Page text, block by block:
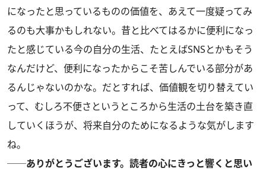
になったと思っているものの価値を、あえて一度疑ってみ
るのも大事かもしれない。昔と比べてはるかに便利になっ
たと感じている今の自分の生活、たとえばSNSとかもそう
なんだけど、便利になったからこそ苦しんでいる部分があ
るんじゃないのかな。だとすれば、価値観を切り替えてい
って、むしろ不便さというところから生活の土台を築き直
していくほうが、将来自分のためになるような気がします
ね。
──ありがとうございます。読者の心にきっと響くと思い